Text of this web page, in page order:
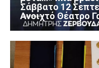
Σάββατο 12
Ανοιχτό Θέατρο